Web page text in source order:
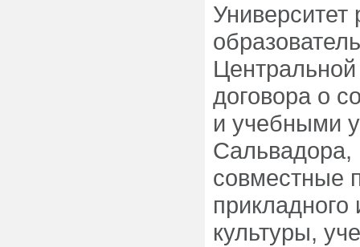
Университет
договора о
и учебными
Сальвадора,
совместные
прикладного
культуры,